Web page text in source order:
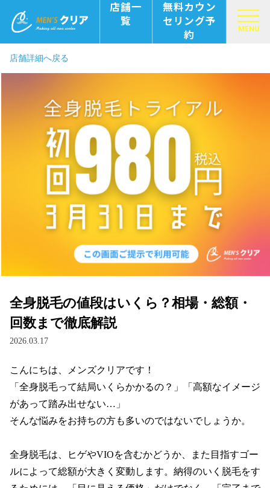
店舗一
覧
無料カウン
セリング予
約
MENU
店舗詳細へ戻る
全身脱毛の値段はいくら？相場・総額・
回数まで徹底解説
2026.03.17
こんにちは、メンズクリアです！
「全身脱毛って結局いくらかかるの？」「高額なイメージ
があって踏み出せない…」
そんな悩みをお持ちの方も多いのではないでしょうか。
全身脱毛は、ヒゲやVIOを含むかどうか、また目指すゴー
ルによって総額が大きく変動します。納得のいく脱毛をす